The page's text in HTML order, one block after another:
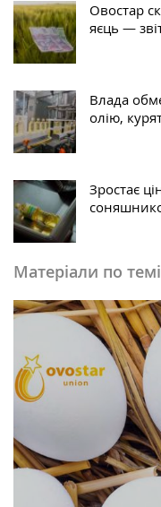
Овостар
яєць —
Влада
олію,
Зростає
Матеріали по темі